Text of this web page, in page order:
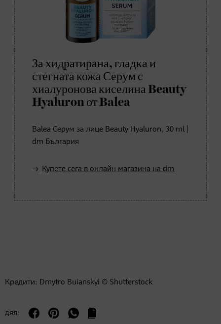
За хидратирана, гладка и
стегната кожа Серум с
хиалуронова киселина Beauty
Hyaluron от Balea
Balea Серум за лице Beauty Hyaluron, 30 ml |
dm България
Купете сега в онлайн магазина на dm
Кредити: Dmytro Buianskyi © Shutterstock
дял: